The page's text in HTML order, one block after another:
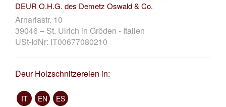
DEUR O.H.G. des Demetz Oswald & Co.
Arnariastr. 10
39046 – St. Ulrich in Gröden - Italien
USt-IdNr: IT00677080210
Deur Holzschnitzereien in:
IT EN ES